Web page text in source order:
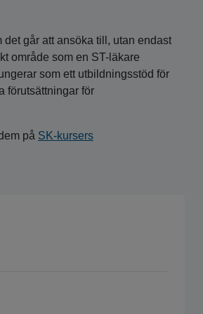
går att ansöka till, utan endast
område som en ST-läkare
som ett utbildningsstöd för
förutsättningar för
på SK-kursers